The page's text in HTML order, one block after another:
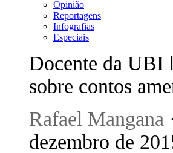
Opinião
Reportagens
Infografias
Especiais
Docente da UBI
sobre contos
Rafael Mangana
dezembro de